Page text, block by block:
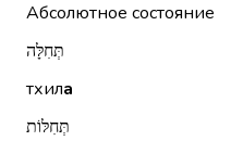
Абсолютное состояние
תְּחִלָּה
тхила
תְּחִלּוֹת